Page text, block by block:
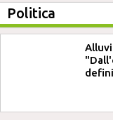
Politica